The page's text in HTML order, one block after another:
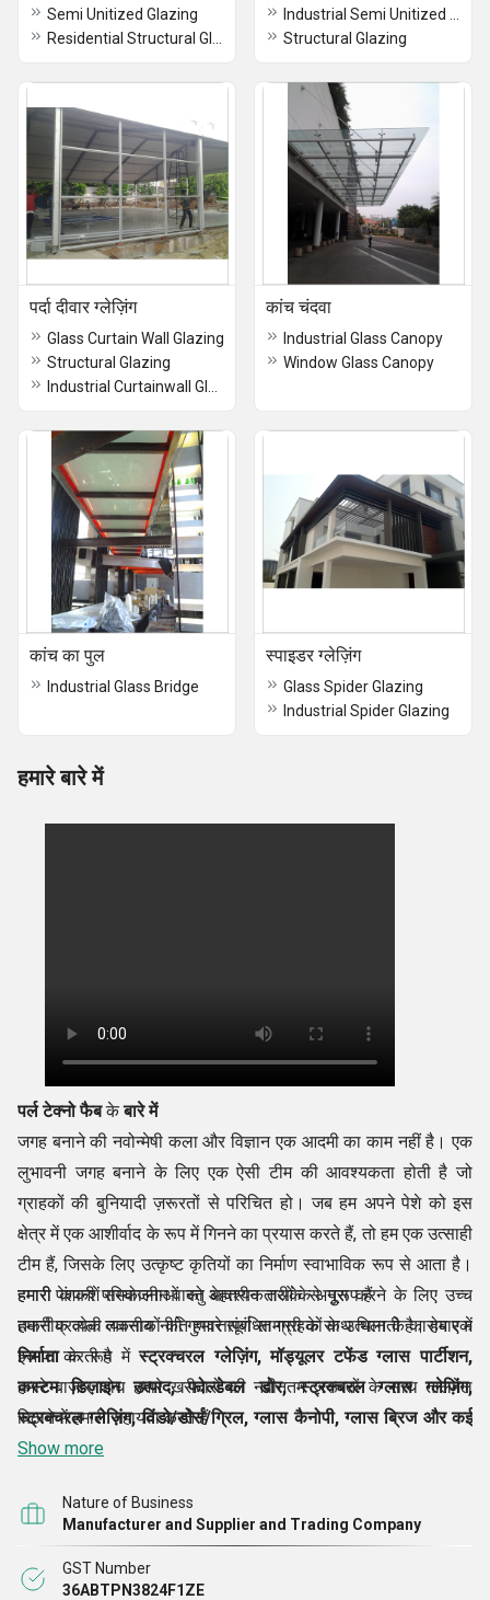
Semi Unitized Glazing
Structural Glazing
पर्दा दीवार ग्लेज़िंग
Glass Curtain Wall Glazing
Structural Glazing
कांच चंदवा
Industrial Glass Canopy
Window Glass Canopy
कांच का पुल
Industrial Glass Bridge
स्पाइडर ग्लेज़िंग
Glass Spider Glazing
Industrial Spider Glazing
हमारे बारे में
पर्ल टेक्नो फैबकेबारे में
जगह बनाने की नवोन्मेषी कला और विज्ञान एक आदमी का काम नहीं है। एक
लुभावनी जगह बनाने के लिए एक ऐसी टीम की आवश्यकता होती है जो
ग्राहकों की बुनियादी ज़रूरतों से परिचित हो। जब हम अपने पेशे को इस
क्षेत्र में एक आशीर्वाद के रूप में गिनने का प्रयास करते हैं, तो हम एक उत्साही
टीम हैं, जिसके लिए उत्कृष्ट कृतियों का निर्माण स्वाभाविक रूप से आता है।
हमारी कंपनी परियोजनाओं को बेहतरीन तरीके से पूरा करने के लिए उच्च
तकनीक वाली तकनीकों को गुणवत्तापूर्ण सामग्री के साथ मिलाती है। हम एक
निर्माताके रूप मेंस्ट्रक्चरल ग्लेज़िंग, मॉड्यूलर टफेंड ग्लास पार्टीशन,
कस्टम डिज़ाइन उत्पाद, फोल्डेबल डोर, स्ट्रक्चरल ग्लास ग्लेज़िंग,
स्ट्रक्चरल ग्लेज़िंग, विंडो/डोर्स/ग्रिल, ग्लास कैनोपी, ग्लास ब्रिज और कई
अन्य संबद्ध वस्तुओं के लिए काम पूरा करते
समाधान प्रदान करने में सहायता करता है जो हमारे ग्राहकों की अपेक्षाओं से
अच्छी तरह संबंधित हो सकते
हैं।
हमारी पेशकशें समकालीन वास्तु आवश्यकताओं के अनुरूप हैं
हमारी प्रत्येक व्यवसाय नीति हमारे संबंधित ग्राहकों के उत्थान के कारोबार में
इजाफा करती है
हमारे बाज़ार शोध हमारे खरीदारों की नवीनतम ज़रूरतों के साथ तालमेल
बिठाने में हमारी सहायता करते हैं
ग्लास ब्रिज, स्पाइडर ग्लेज़िंग, सेमी यूनिटाइज़्ड ग्लेज़िंग आदि
“हम केवल आंध्र प्रदेश और तेलंगाना में कारोबार कर रहे हैं। “।
Show more
Nature of Business
Manufacturer and Supplier and Trading Company
GST Number
36ABTPN3824F1ZE